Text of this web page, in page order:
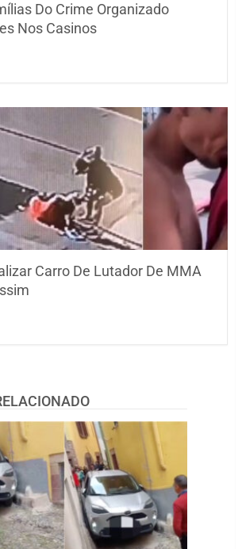
Do Crime Organizado
Nos Casinos
Carro De Lutador De MMA